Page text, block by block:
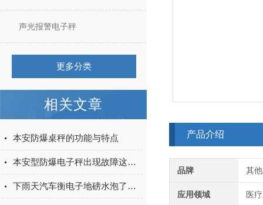
声光报警电子秤
更多分类
相关文章
本安防爆桌秤的功能与特点
本安型防爆电子秤出现故障这样解决
下雨天汽车衡电子地磅水泡了怎么处理
产品介绍
品牌 其
应用领域 医